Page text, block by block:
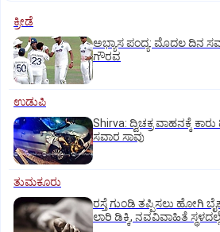
ಕ್ರೀಡೆ
ಅಭ್ಯಾಸ ಪಂದ್ಯ: ಮೊದಲ ದಿನ
ಗೌರವ
ಉಡುಪಿ
Shirva: ದ್ವಿಚಕ್ರ ವಾಹನಕ್ಕೆ ಕಾರು
ಸವಾರ ಸಾವು
ತುಮಕೂರು
ರಸ್ತೆ ಗುಂಡಿ ತಪ್ಪಿಸಲು ಹೋಗಿ
ಲಾರಿ ಡಿಕ್ಕಿ, ನವವಿವಾಹಿತೆ